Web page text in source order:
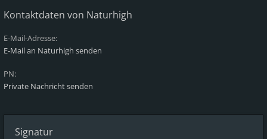
Kontaktdaten von Naturhigh
E-Mail-Adresse:
E-Mail an Naturhigh senden
PN:
Private Nachricht senden
Signatur